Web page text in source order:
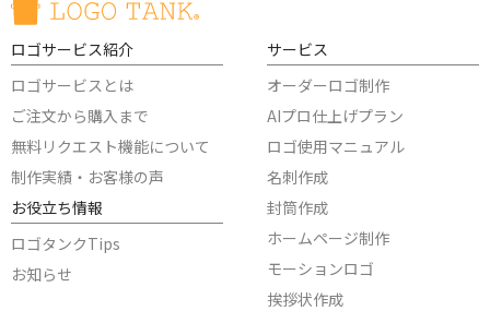
ロゴサービス紹介
ロゴサービスとは
ご注文から購入まで
無料リクエスト機能について
制作実績・お客様の声
お役立ち情報
ロゴタンクTips
お知らせ
サービス
オーダーロゴ制作
AIプロ仕上げプラン
ロゴ使用マニュアル
名刺作成
封筒作成
ホームページ制作
モーションロゴ
挨拶状作成